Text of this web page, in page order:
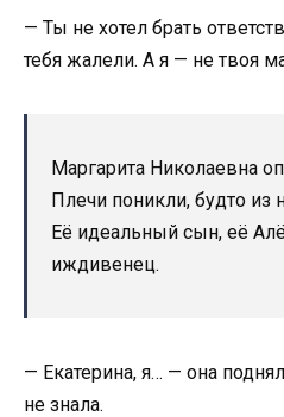
— Ты не хотел брать
тебя жалели. А я — не твоя
Маргарита Николаевна
Плечи поникли, будто из
Её идеальный сын, её
иждивенец.
— Екатерина, я… — она
не знала.